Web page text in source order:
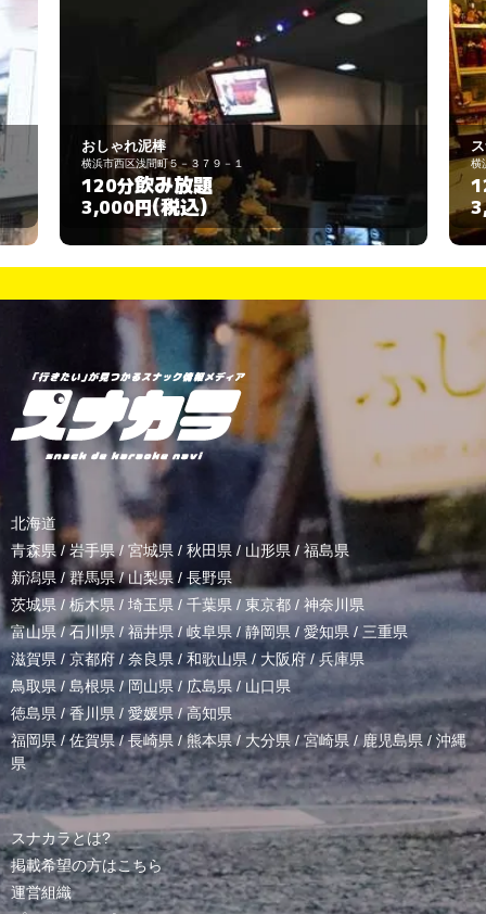
おしゃれ泥棒
横浜市西区浅間町５－３７９－１
120分飲み放題
3,000円(税込)
横
北海道
青森県 / 岩手県/ 宮城県 / 秋田県 / 山形県/ 福島県
新潟県 /群馬県/山梨県 / 長野県
茨城県 / 栃木県 / 埼玉県 / 千葉県 / 東京都 / 神奈川県
富山県 /石川県/福井県/岐阜県 / 静岡県 / 愛知県 / 三重県
滋賀県 / 京都府 / 奈良県 / 和歌山県/ 大阪府 /兵庫県
鳥取県/ 島根県 /岡山県/ 広島県 / 山口県
徳島県 /香川県 / 愛媛県/高知県
福岡県/佐賀県/長崎県 /熊本県/ 大分県/宮崎県 /鹿児島県 / 沖縄
県
スナカラとは?
掲載希望の方はこちら
運営組織